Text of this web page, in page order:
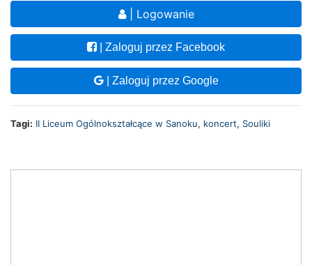
| Logowanie
| Zaloguj przez Facebook
| Zaloguj przez Google
Tagi: II Liceum Ogólnokształcące w Sanoku, koncert, Souliki